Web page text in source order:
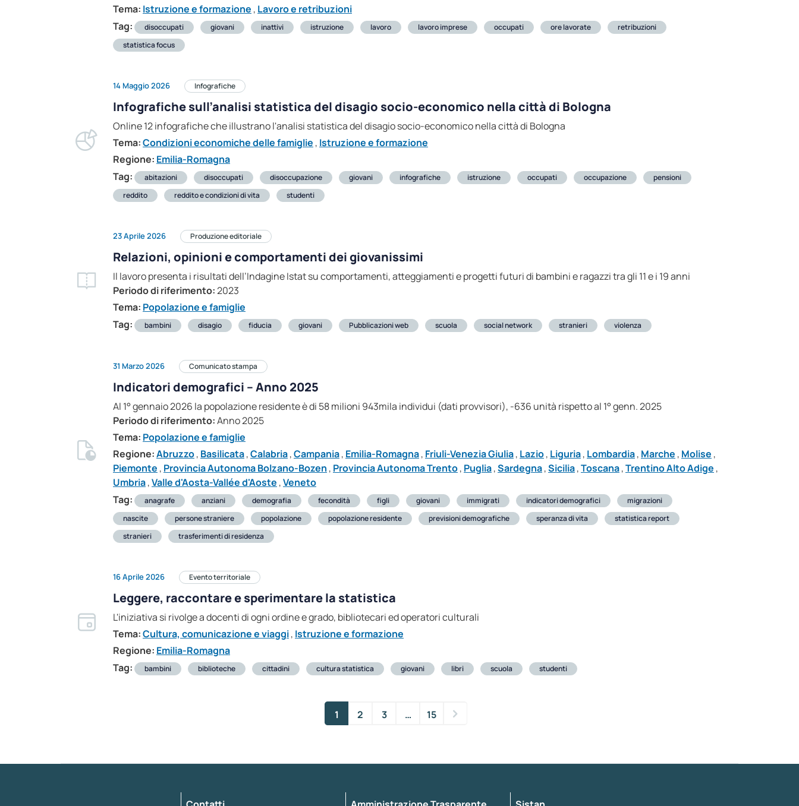
Tema: Istruzione e formazione , Lavoro e retribuzioni
Tag:
disoccupati giovani inattivi istruzione lavoro lavoro imprese occupati ore lavorate
retribuzioni
statistica focus
14 Maggio 2026 Infografiche
Infografiche sull’analisi statistica del disagio socio-economico nella città di Bologna
Online 12 infografiche che illustrano l'analisi statistica del disagio socio-economico nella città di Bologna
Tema:Condizioni economiche delle famiglie , Istruzione e formazione
Regione: Emilia-Romagna
Tag:
abitazioni disoccupati disoccupazione giovani infografiche istruzione occupati occupazione
pensioni
reddito
reddito e condizioni di vita studenti
23 Aprile 2026 Produzione editoriale
Relazioni, opinioni e comportamenti dei giovanissimi
Il lavoro presenta i risultati dell’Indagine Istat su comportamenti, atteggiamenti e progetti futuri di bambini e ragazzi tra gli 11 e i 19 anni
Periodo di riferimento:2023
Tema: Popolazione e famiglie
Tag:
bambini disagio fiducia giovani Pubblicazioni web scuola social network stranieri violenza
31 Marzo 2026 Comunicato stampa
Indicatori demografici – Anno 2025
Al 1° gennaio 2026 la popolazione residente è di 58 milioni 943mila individui (dati provvisori), -636 unità rispetto al 1° genn. 2025
Periodo di riferimento:Anno 2025
Tema: Popolazione e famiglie
Regione:Abruzzo, Basilicata,Calabria,Campania, Emilia-Romagna, Friuli-Venezia Giulia, Lazio, Liguria, Lombardia, Marche , Molise ,
Piemonte , Provincia Autonoma Bolzano-Bozen , Provincia Autonoma Trento, Puglia,Sardegna,Sicilia,Toscana,Trentino Alto Adige ,
Umbria,Valle d'Aosta-Vallée d'Aoste ,Veneto
Tag:
anagrafe anziani demografia fecondità figli giovani immigrati indicatori demografici
migrazioni
nascite
persone straniere popolazione popolazione residente previsioni demografiche speranza di vita
statistica report
stranieri
trasferimenti di residenza
16 Aprile 2026 Evento territoriale
Leggere, raccontare e sperimentare la statistica
L'iniziativa si rivolge a docenti di ogni ordine e grado, bibliotecari ed operatori culturali
Tema:Cultura, comunicazione e viaggi, Istruzione e formazione
Regione: Emilia-Romagna
Tag:
bambini biblioteche cittadini cultura statistica giovani libri scuola studenti
1 2 3 … 15